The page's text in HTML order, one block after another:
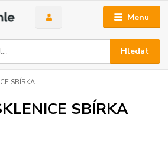
Menu
Hledat
SBÍRKA
SBÍRKA